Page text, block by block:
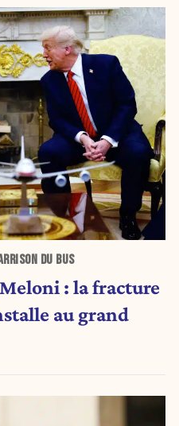
DU BUS
: la fracture
au grand